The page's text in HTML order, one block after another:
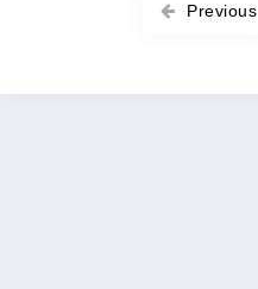
Previous